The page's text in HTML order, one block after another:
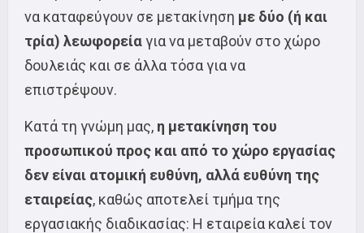
να καταφεύγουν σε μετακίνηση με δύο (ή και
τρία) λεωφορείαγια να μεταβούν στο χώρο
δουλειάς και σε άλλα τόσα για να
επιστρέψουν.
Κατά τη γνώμη μας, η μετακίνηση του
προσωπικού προς και από το χώρο εργασίας
δεν είναι ατομική ευθύνη, αλλά ευθύνη της
εταιρείας, καθώς αποτελεί τμήμα της
εργασιακής διαδικασίας: Η εταιρεία καλεί τον